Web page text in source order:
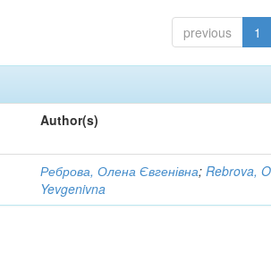
previous 1
Author(s)
Реброва, Олена Євгенівна;Rebrova,
Yevgenivna